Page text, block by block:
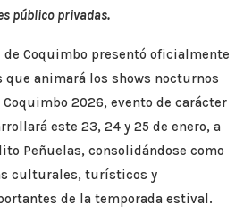
público privadas.
de Coquimbo presentó oficialmente
animará los shows nocturnos
Coquimbo 2026, evento de carácter
este 23, 24 y 25 de enero, a
Peñuelas, consolidándose como
culturales, turísticos y
de la temporada estival.